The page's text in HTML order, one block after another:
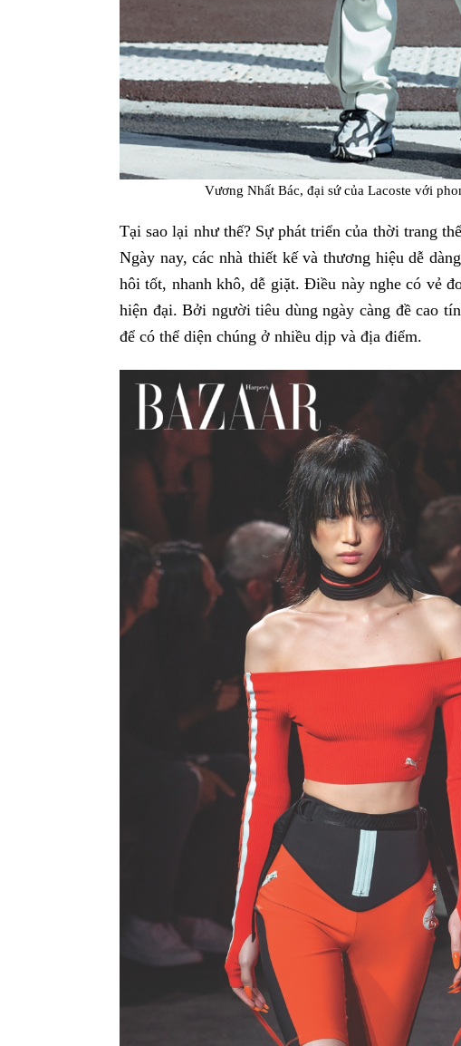
Vương Nhất Bác, đại sứ của Lacoste với
Tại sao lại như thế? Sự phát triển của thời trang
Ngày nay, các nhà thiết kế và thương hiệu dễ
hôi tốt, nhanh khô, dễ giặt. Điều này nghe có vẻ
hiện đại. Bởi người tiêu dùng ngày càng đề cao
để có thể diện chúng ở nhiều dịp và địa điểm.